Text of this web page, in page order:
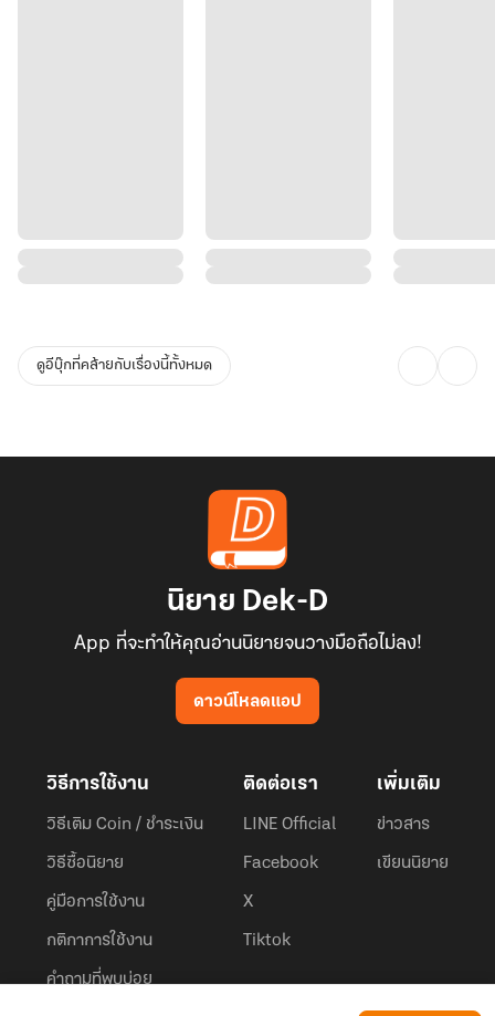
ดูอีบุ๊กที่คล้ายกับเรื่องนี้ทั้งหมด
นิยาย Dek-D
App ที่จะทำให้คุณอ่านนิยายจนวางมือถือไม่ลง!
ดาวน์โหลดแอป
วิธีการใช้งาน
วิธีเติม Coin / ชำระเงิน
วิธีซื้อนิยาย
คู่มือการใช้งาน
กติกาการใช้งาน
คำถามที่พบบ่อย
ติดต่อเรา
LINE Official
Facebook
X
Tiktok
เพิ่มเติม
ข่าวสาร
เขียนนิยาย